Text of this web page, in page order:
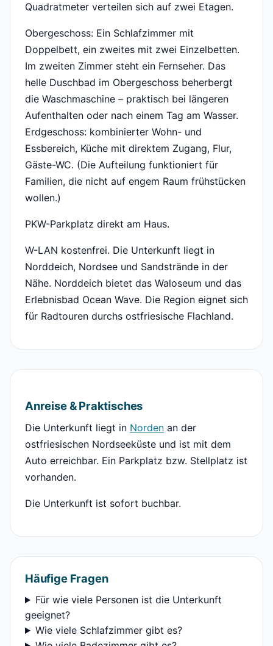
Quadratmeter verteilen sich auf zwei Etagen.
Obergeschoss: Ein Schlafzimmer mit
Doppelbett, ein zweites mit zwei Einzelbetten.
Im zweiten Zimmer steht ein Fernseher. Das
helle Duschbad im Obergeschoss beherbergt
die Waschmaschine – praktisch bei längeren
Aufenthalten oder nach einem Tag am Wasser.
Erdgeschoss: kombinierter Wohn- und
Essbereich, Küche mit direktem Zugang, Flur,
Gäste-WC. (Die Aufteilung funktioniert für
Familien, die nicht auf engem Raum frühstücken
wollen.)
PKW-Parkplatz direkt am Haus.
W-LAN kostenfrei. Die Unterkunft liegt in
Norddeich, Nordsee und Sandstrände in der
Nähe. Norddeich bietet das Waloseum und das
Erlebnisbad Ocean Wave. Die Region eignet sich
für Radtouren durchs ostfriesische Flachland.
Anreise & Praktisches
Die Unterkunft liegt in Norden an der
ostfriesischen Nordseeküste und ist mit dem
Auto erreichbar. Ein Parkplatz bzw. Stellplatz ist
vorhanden.
Die Unterkunft ist sofort buchbar.
Häufige Fragen
Für wie viele Personen ist die Unterkunft
geeignet?
Wie viele Schlafzimmer gibt es?